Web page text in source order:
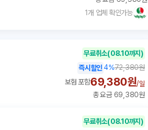
1개 업체 확인가능
무료취소(08.10까지)
즉시할인 4%72,380원
보험 포함69,380원/일
총 요금 69,380원
무료취소(08.10까지)